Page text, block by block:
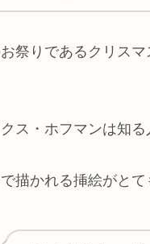
祭りであるクリス
ス・ホフマンは知
描かれる挿絵がとて